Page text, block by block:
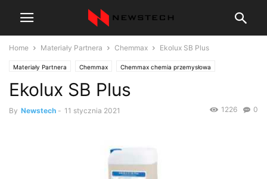
Home Materiały Partnera Chemmax Ekolux SB Plus
Materiały Partnera Chemmax Chemmax chemia przemysłowa
Ekolux SB Plus
By Newstech - 11 stycznia 2021 0
1226